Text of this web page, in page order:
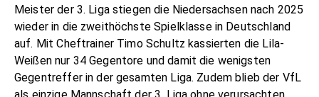
Meister der 3. Liga stiegen die Niedersachsen nach 2025
wieder in die zweithöchste Spielklasse in Deutschland
auf. Mit Cheftrainer Timo Schultz kassierten die Lila-
Weißen nur 34 Gegentore und damit die wenigsten
Gegentreffer in der gesamten Liga. Zudem blieb der VfL